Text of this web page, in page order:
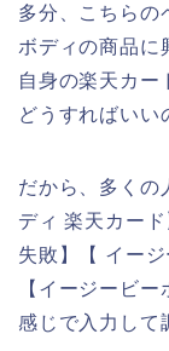
多分、こちらの
ボディの商品に
自身の楽天カー
どうすればいい
だから、多くの
ディ 楽天カー
失敗】【 イー
【イージービ
感じで入力して